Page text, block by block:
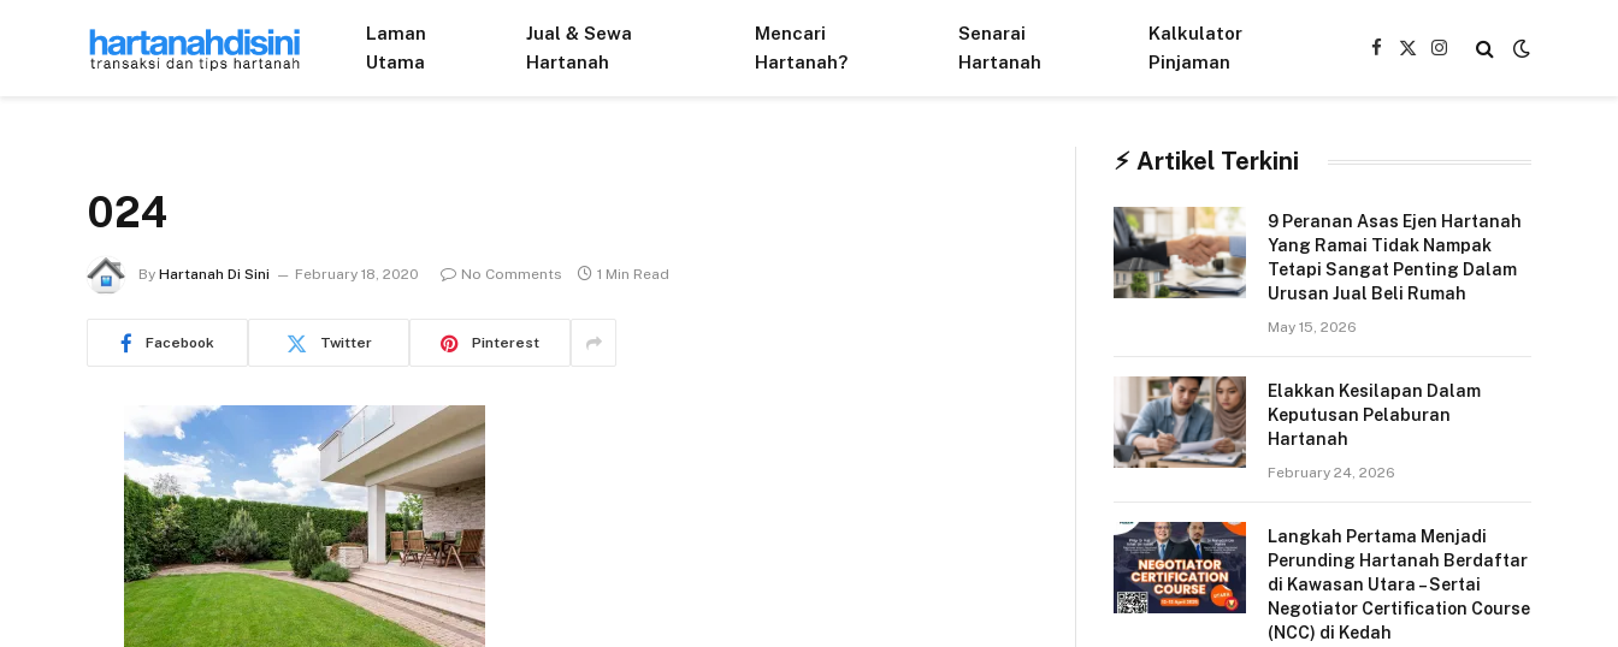
Laman
Utama
Jual & Sewa
Hartanah
Mencari
Hartanah?
Senarai
Hartanah
Kalkulator
Pinjaman
Facebook
X
Instagram
024
By Hartanah Di Sini February 18, 2020 No Comments 1 Min Read
Facebook Twitter Pinterest
⚡︎ Artikel Terkini
9 Peranan Asas Ejen Hartanah
Yang Ramai Tidak Nampak
Tetapi Sangat Penting Dalam
Urusan Jual Beli Rumah
May 15, 2026
Elakkan Kesilapan Dalam
Keputusan Pelaburan
Hartanah
February 24, 2026
Langkah Pertama Menjadi
Perunding Hartanah Berdaftar
di Kawasan Utara – Sertai
Negotiator Certification Course
(NCC) di Kedah